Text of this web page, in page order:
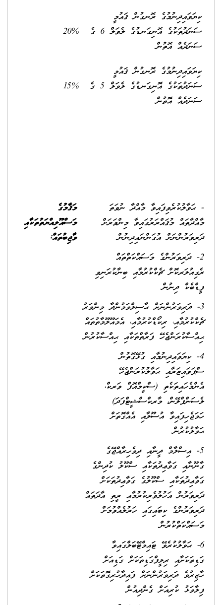
ކިޔަވައިދިނުމުގެ ރޮނގުން ޤައުމީ
ސަނަދުތަކުގެ އޮނިގަނޑުގެ ލެވަލް 6 ގެ
ސަނަދެއް އޮތުން
20%
ކިޔަވައިދިނުމުގެ ރޮނގުން ޤައުމީ
ސަނަދުތަކުގެ އޮނިގަނޑުގެ ލެވަލް 5 ގެ
ސަނަދެއް އޮތުން
15%
- ޙަވާލުކުރެވިފައިވާ މާއްދާ ނުވަތަ
މާއްދާތައް މުޤައްރަރުގައިވާ މިންވަރަށް
ދަރިވަރުންނަށް އުގަންނައިދިނުން
2- ދަރިވަރުންގެ މަސައްކަތްތައް
ރެގިއުލަރކޮށް ޗެކްކުރުމާއި ބިނާކުރަނިވި
ފީޑްބެކް ދިނުން
3- ދަރިވަރުންނަށް ޙާސިލްވަމުންދާ މިންވަރު
ޗެކްކުރުމާއި، ރިކޯޑްކުރުމާއި، އެމައޫލޫމާތުތައް
ޙިއްސާކުރަންޖެހޭ ފަރާތްތަކާއި ޙިއްސާކުރުން
4- ކިޔަވައިދިނުމާއި ގުޅޭގޮތުން
ސްޕަވައިޒަރާއި ޙަވާލުކުރަންޖެހޭ
އެންމެހައިތަކެތި (ސްކީމްއޮފް ވަރކް،
ލެސަންޕްލޭން، މާރކްސްޝީޓްފަދަ)
ހަމަޖެހިފައިވާ އުސޫލާއި އެއްގޮތަށް
ޙަވާލުކުރުން
5- އިސްލާމް ދީނާއި ދިވެހިރާއްޖޭގެ
ގާނޫނާއި ގަވާޢިދުތަކާއި ސްކޫލު ކުދިންގެ
ގަވާޢިދުތަކާއި ސްކޫލުގެ ގަވާޢިދުތަކަށް
ދަރިވަރުން އަހުލުވެރިކުރުމާއި ރީތި އާދަތައް
ދަރިވަރުންގެ ކިބައިގައި ހަރުލެއްވުމަށް
މަސައްކަތްކުރުން
6- ޙަވާލުކުރެވޭ ޓައިމްޓޭބަލްގައިވާ
ގަޑިތަކަށާއި ރިލީފްގަޑިތަކަށް ގަޑިއަށް
ހާޒިރުވެ ދަރިވަރުންނަށް ފައިދާހުރިގޮތަކަށް
ފިލާވަޅު ކުރިއަށް ގެންދިއުން
މަޤާމުގެ
މަސްއޫލިއްޔަތުތަކާއި
ވާޖިބުތައް: